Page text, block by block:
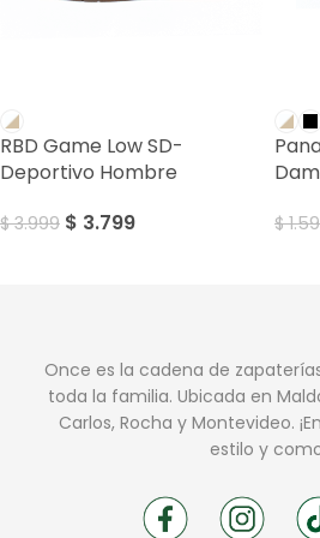
RBD Game Low SD-
Deportivo Hombre
$3.999 $ 3.799 $
Once es la cadena de
toda la familia. Ubicada en
Carlos, Rocha y Montevideo.
estilo y